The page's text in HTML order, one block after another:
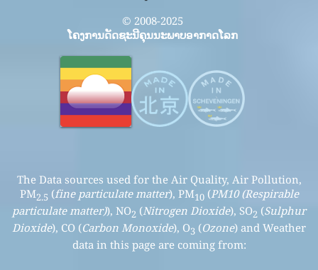
© 2008-2025
ໂຄງການດັດຊະນີຄຸນນະພາບອາກາດໂລກ
The Data sources used for the Air Quality, Air Pollution,
PM2.5 (fine particulate matter), PM10(PM10 (Respirable
particulate matter)), NO2 (Nitrogen Dioxide), SO2 (Sulphur
Dioxide), CO (Carbon Monoxide), O3 (Ozone) and Weather
data in this page are coming from: